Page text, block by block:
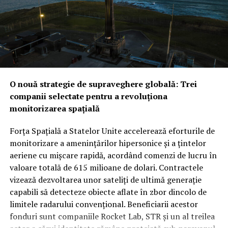
în arhitectura de securitate a regiunii.
Provocarea iraniană: Între descurajarea strategică și
testul realității din terenNoua alianță ar putea fi
testată mult mai curând decât se anticipa, pe fondul
amenințărilor constante venite din partea forțelor
vedea cu ochi buni această redistribuire a
responsabilităților de securitate între aliații săi
regionali, unii analiști rămân sceptici cu privire la
Rămâne de văzut dacă, în cazul unui atac iminent din
partea proxy-urilor Teheranului, Ankara și Islamabadul
vor interveni militar pentru a proteja regatul saudit,
transformând semnăturile de astăzi într-o realitate
operativă.
O nouă strategie de supraveghere globală: Trei
companii selectate pentru a revoluționa
monitorizarea spațială
Forța Spațială a Statelor Unite accelerează eforturile de
monitorizare a amenințărilor hipersonice și a țintelor
aeriene cu mișcare rapidă, acordând comenzi de lucru în
valoare totală de 615 milioane de dolari. Contractele
vizează dezvoltarea unor sateliți de ultimă generație
capabili să detecteze obiecte aflate în zbor dincolo de
limitele radarului convențional. Beneficiarii acestor
fonduri sunt companiile Rocket Lab, STR și un al treilea